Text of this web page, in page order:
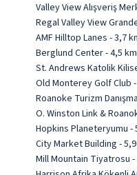
Valley View Alışveriş
Regal Valley View
AMF Hilltop Lanes - 3,7
Berglund Center - 4,5
St. Andrews Katolik
Old Monterey Golf Club
Roanoke Turizm
O. Winston Link &
Hopkins Planeteryumu -
City Market Building -
Mill Mountain Tiyatrosu